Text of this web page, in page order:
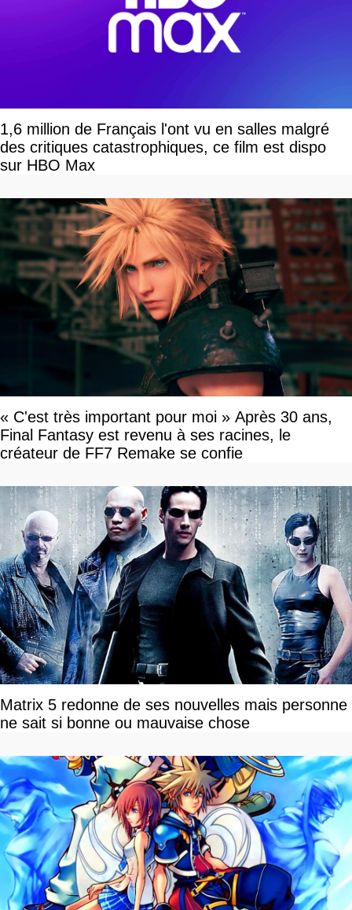
1,6 million de Français l'ont vu en salles malgré
des critiques catastrophiques, ce film est dispo
sur HBO Max
« C'est très important pour moi » Après 30 ans,
Final Fantasy est revenu à ses racines, le
créateur de FF7 Remake se confie
Matrix 5 redonne de ses nouvelles mais personne
ne sait si bonne ou mauvaise chose